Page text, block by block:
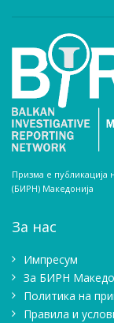
Призма е публикација
(БИРН) Македонија
За нас
Импресум
Зa БИРН
Политика на
Правила и